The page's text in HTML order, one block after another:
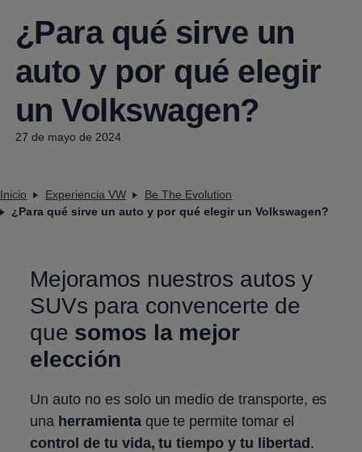
¿Para qué sirve un
auto y por qué elegir
un Volkswagen?
27 de mayo de 2024
Inicio Experiencia VW
Be The Evolution
¿Para qué sirve un auto y por qué elegir un Volkswagen?
Mejoramos nuestros autos y
SUVs para convencerte de
que somos la mejor
elección
Un auto no es solo un medio de transporte, es
una herramientaque te permite tomar el
control de tu vida, tu tiempo y tu libertad.